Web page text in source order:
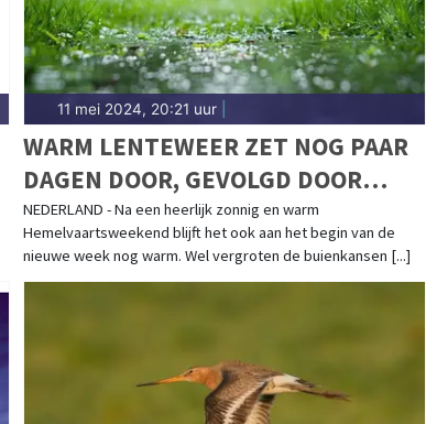
11 mei 2024, 20:21 uur|
WARM LENTEWEER ZET NOG PAAR
DAGEN DOOR, GEVOLGD DOOR
WISSELVALLIGHEID
NEDERLAND - Na een heerlijk zonnig en warm
Hemelvaartsweekend blijft het ook aan het begin van de
nieuwe week nog warm. Wel vergroten de buienkansen [...]